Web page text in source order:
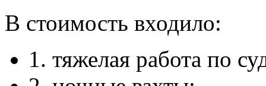
В стоимость входило:
1. тяжелая работа по